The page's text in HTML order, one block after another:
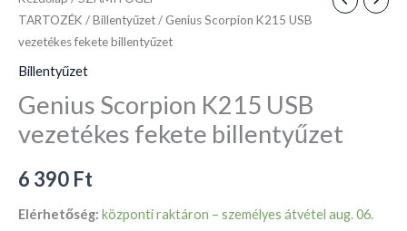
TARTOZÉK /Billentyűzet/ Genius Scorpion K215 USB
vezetékes fekete billentyűzet
Billentyűzet
Genius Scorpion K215 USB
vezetékes fekete billentyűzet
6 390 Ft
Elérhetőség: központi raktáron – személyes átvétel aug. 06.